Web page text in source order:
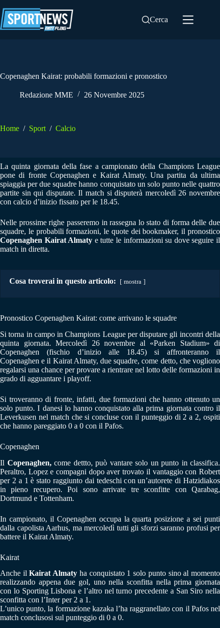
al
contenuto
Cerca
Copenaghen Kairat: probabili formazioni e pronostico
Redazione MME 26 Novembre 2025
Home / Sport / Calcio
La quinta giornata della fase a campionato della Champions League
pone di fronte Copenaghen e Kairat Almaty. Una partita da ultima
spiaggia per due squadre hanno conquistato un solo punto nelle quattro
partite sin qui disputate. Il match si disputerà mercoledì 26 novembre
con calcio d’inizio fissato per le 18.45.
Nelle prossime righe passeremo in rassegna lo stato di forma delle due
squadre, le probabili formazioni, le quote dei bookmaker, il pronostico
Copenaghen Kairat Almaty e tutte le informazioni su dove seguire il
match in diretta.
Cosa troverai in questo articolo: mostra
Pronostico Copenaghen Kairat: come arrivano le squadre
Si torna in campo in Champions League per disputare gli incontri della
quinta giornata. Mercoledì 26 novembre al «Parken Stadium» di
Copenaghen (fischio d’inizio alle 18.45) si affronteranno il
Copenaghen e il Kairat Almaty, due squadre, come detto, che vogliono
regalarsi una chance per provare a rientrare nel lotto delle formazioni in
grado di agguantare i playoff.
Si troveranno di fronte, infatti, due formazioni che hanno ottenuto un
solo punto. I danesi lo hanno conquistato alla prima giornata contro il
Leverkusen nel match che si concluse con il punteggio di 2 a 2, ospiti
che hanno pareggiato 0 a 0 con il Pafos.
Copenaghen
Il Copenaghen,come dettto, può vantare solo un punto in classifica.
Peraltro, Lopez e compagni dopo aver trovato il vantaggio con Robert
per 2 a 1 è stato raggiunto dai tedeschi con un’autorete di Hatzidiakos
in pieno recupero. Poi sono arrivate tre sconfitte con Qarabag,
Dortmund e Tottenham.
In campionato, il Copenaghen occupa la quarta posizione a sei punti
dalla capolista Aarhus, ma mercoledì tutti gli sforzi saranno profusi per
battere il Kairat Almaty.
Kairat
Anche ilKairat Almaty ha conquistato 1 solo punto sino al momento
realizzando appena due gol, uno nella sconfitta nella prima giornata
con lo Sporting Lisbona e l’altro nel turno precedente a San Siro nella
sconfitta con l’Inter per 2 a 1.
L’unico punto, la formazione kazaka l’ha raggranellato con il Pafos nel
match conclusosi sul punteggio di 0 a 0.